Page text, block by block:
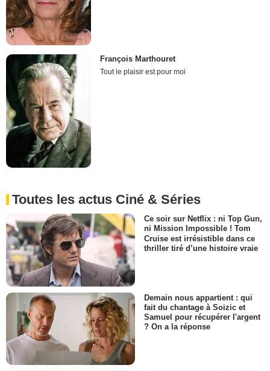
François Marthouret
Tout le plaisir est pour moi
Toutes les actus Ciné & Séries
Ce soir sur Netflix : ni Top Gun,
ni Mission Impossible ! Tom
Cruise est irrésistible dans ce
thriller tiré d’une histoire vraie
Demain nous appartient : qui
fait du chantage à Soizic et
Samuel pour récupérer l'argent
? On a la réponse